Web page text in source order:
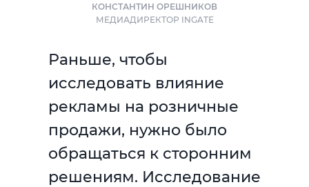
КОНСТАНТИН ОРЕШНИКОВ
МЕДИАДИРЕКТОР INGATE
Раньше, чтобы
исследовать влияние
рекламы на розничные
продажи, нужно было
обращаться к сторонним
решениям. Исследование